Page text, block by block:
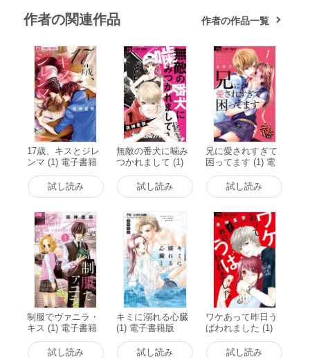
作者の関連作品 作者の作品一覧
17歳、キスとジレ
ンマ (1) 電子書籍
試し読み
無敵の番犬に噛み
つかれまして (1)
電子書籍版
試し読み
兄に愛されすぎて
困ってます (1) 電
子書籍版
試し読み
制服でヴァニラ・
キス (1) 電子書籍
試し読み
キミに溺れる心臓
(1) 電子書籍版
試し読み
ワケあって昨日う
ばわれました (1)
電子書籍版
試し読み